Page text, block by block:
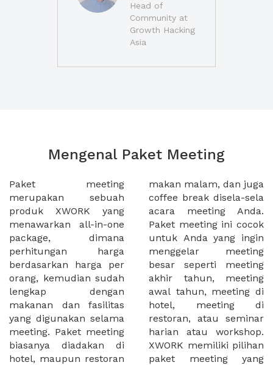
Head of
Community at
Growth Hacking
Asia
Mengenal Paket Meeting
Paket meeting
merupakan sebuah
produk XWORK yang
menawarkan all-in-one
package, dimana
perhitungan harga
berdasarkan harga per
orang, kemudian sudah
lengkap dengan
makanan dan fasilitas
yang digunakan selama
meeting. Paket meeting
biasanya diadakan di
hotel, maupun restoran
makan malam, dan juga
coffee break disela-sela
acara meeting Anda.
Paket meeting ini cocok
untuk Anda yang ingin
menggelar meeting
besar seperti meeting
akhir tahun, meeting
awal tahun, meeting di
hotel, meeting di
restoran, atau seminar
harian atau workshop.
XWORK memiliki pilihan
paket meeting yang